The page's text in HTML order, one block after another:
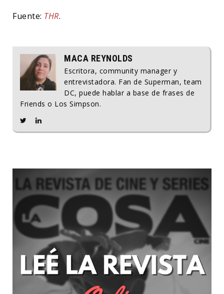
Fuente: THR.
MACA REYNOLDS
Escritora, community manager y
entrevistadora. Fan de Superman, team
DC, puede hablar a base de frases de
Friends o Los Simpson.